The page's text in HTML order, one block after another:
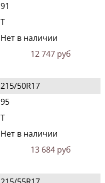
91
T
Нет в наличии
12 747 руб
215/50R17
95
T
Нет в наличии
13 684 руб